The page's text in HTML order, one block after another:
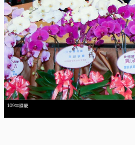
109年國慶